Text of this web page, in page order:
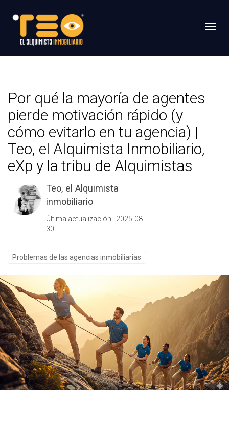
Por qué la mayoría de agentes
pierde motivación rápido (y
cómo evitarlo en tu agencia) |
Teo, el Alquimista Inmobiliario,
eXp y la tribu de Alquimistas
Teo, el Alquimista
inmobiliario
Última actualización: 2025-08-
30
Problemas de las agencias inmobiliarias